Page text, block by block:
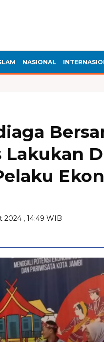
NASIONAL
Lakukan
2024 , 14:49 WIB